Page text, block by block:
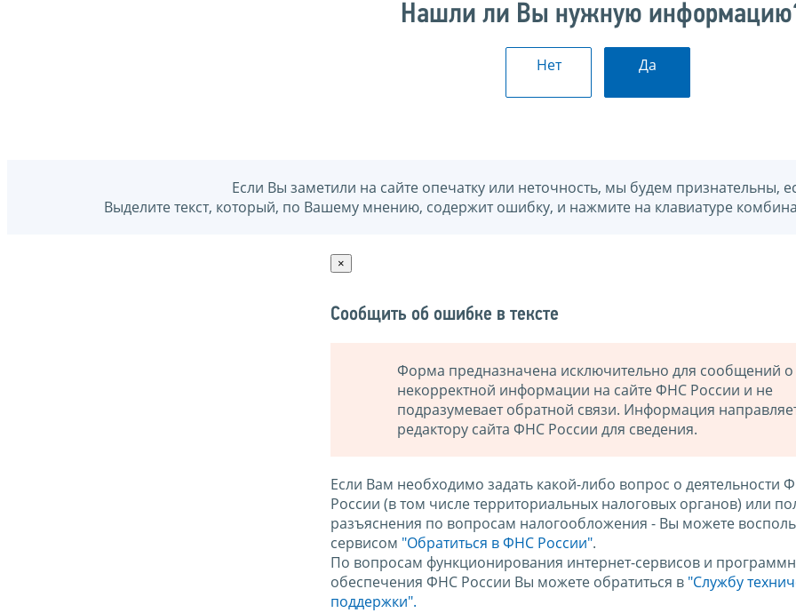
Нашли ли Вы нужную
Нет Да
Если Вы заметили на сайте опечатку или неточность, мы будем признательны,
Выделите текст, который, по Вашему мнению, содержит ошибку, и нажмите на клавиатуре
×
Сообщить об ошибке в тексте
Форма предназначена исключительно для сообщений о
некорректной информации на сайте ФНС России и не
подразумевает обратной связи. Информация
редактору сайта ФНС России для сведения.
Если Вам необходимо задать какой-либо вопрос о деятельности
России (в том числе территориальных налоговых органов) или
разъяснения по вопросам налогообложения - Вы можете
сервисом "Обратиться в ФНС России".
По вопросам функционирования интернет-сервисов и
обеспечения ФНС России Вы можете обратиться в "Службу
поддержки".